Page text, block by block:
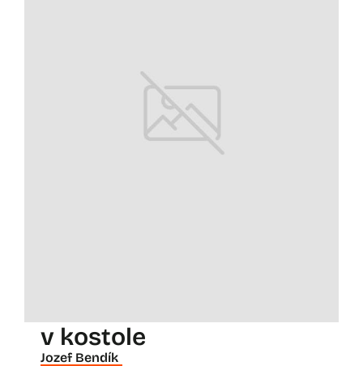
v kostole
Jozef Bendík